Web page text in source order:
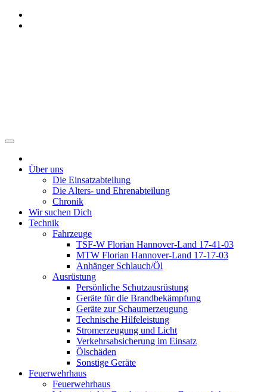
Zum
Inhalt
Über uns
Die Einsatzabteilung
Die Alters- und Ehrenabteilung
Chronik
Wir suchen Dich
Technik
Fahrzeuge
TSF-W Florian Hannover-Land 17-41-03
MTW Florian Hannover-Land 17-17-03
Anhänger Schlauch/Öl
Ausrüstung
Persönliche Schutzausrüstung
Geräte für die Brandbekämpfung
Geräte zur Schaumerzeugung
Technische Hilfeleistung
Stromerzeugung und Licht
Verkehrsabsicherung im Einsatz
Ölschäden
Sonstige Geräte
Feuerwehrhaus
Feuerwehrhaus